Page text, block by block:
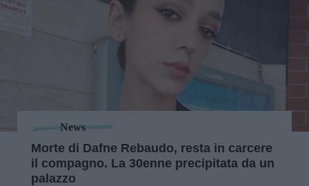
News
Morte di Dafne Rebaudo, resta in carcere
il compagno. La 30enne precipitata da un
palazzo